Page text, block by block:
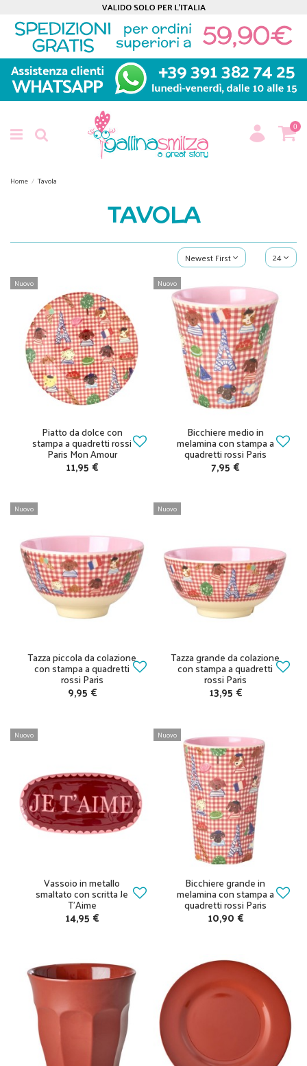
0
Home Tavola
TAVOLA
Newest First 24
Nuovo
Piatto da dolce con
stampa a quadretti rossi
Paris Mon Amour
11,95 €
Nuovo
Bicchiere medio in
melamina con stampa a
quadretti rossi Paris
7,95 €
Nuovo
Tazza piccola da colazione
con stampa a quadretti
rossi Paris
9,95 €
Nuovo
Tazza grande da colazione
con stampa a quadretti
rossi Paris
13,95 €
Nuovo
Vassoio in metallo
smaltato con scritta Je
T’Aime
14,95 €
Nuovo
Bicchiere grande in
melamina con stampa a
quadretti rossi Paris
10,90 €